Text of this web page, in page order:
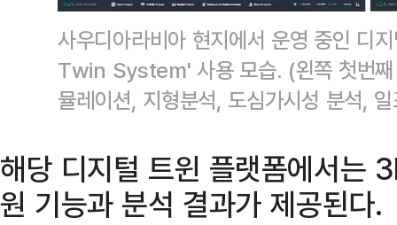
사우디아라비아 현지에서 운영 중인 디
Twin System' 사용 모습. (왼쪽 첫번째
뮬레이션, 지형분석, 도심가시성 분석,
해당 디지털 트윈 플랫폼에서는
원 기능과 분석 결과가 제공된다.